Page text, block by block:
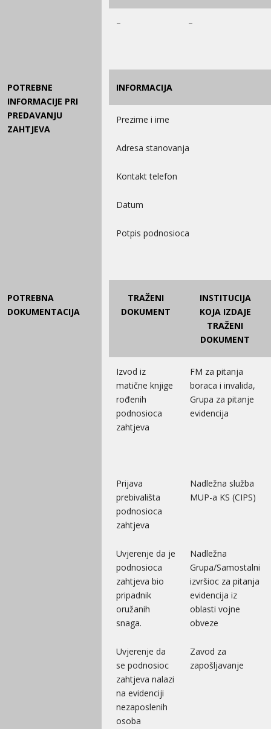
– –
POTREBNE
INFORMACIJE PRI
PREDAVANJU
ZAHTJEVA
INFORMACIJA
Prezime i ime
Adresa stanovanja
Kontakt telefon
Datum
Potpis podnosioca
POTREBNA
DOKUMENTACIJA
TRAŽENI
DOKUMENT
INSTITUCIJA
KOJA IZDAJE
TRAŽENI
DOKUMENT
Izvod iz
matične knjige
rođenih
podnosioca
zahtjeva
FM za pitanja
boraca i invalida,
Grupa za pitanje
evidencija
Prijava
prebivališta
podnosioca
zahtjeva
Nadležna služba
MUP-a KS (CIPS)
Uvjerenje da je
podnosioca
zahtjeva bio
pripadnik
oružanih
snaga.
Nadležna
Grupa/Samostalni
izvršioc za pitanja
evidencija iz
oblasti vojne
obveze
Uvjerenje da
se podnosioc
zahtjeva nalazi
na evidenciji
nezaposlenih
osoba
Zavod za
zapošljavanje